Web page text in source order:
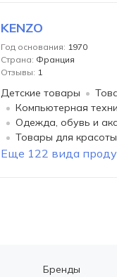
KENZO
Год основания: 1970
Страна: Франция
Отзывы: 1
Детские товары
Компьютерная
Одежда, обувь и
Товары для
Еще 122 вида
Бренды